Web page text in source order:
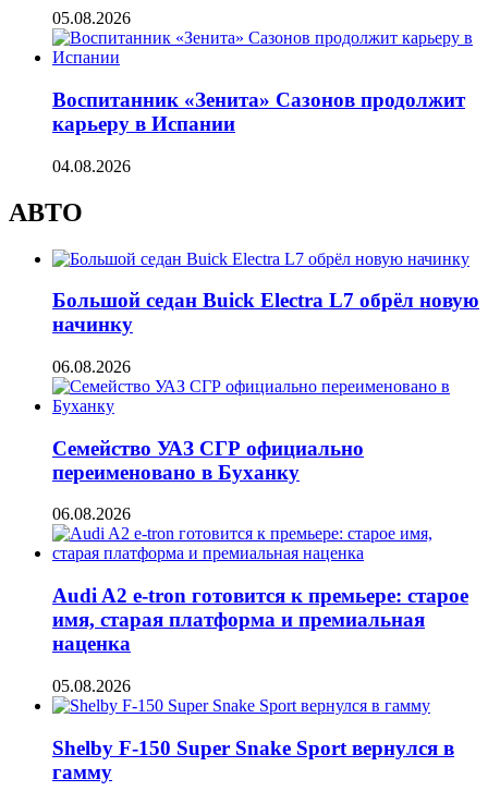
05.08.2026
Воспитанник «Зенита» Сазонов продолжит
карьеру в Испании
04.08.2026
АВТО
Большой седан Buick Electra L7 обрёл новую
начинку
06.08.2026
Семейство УАЗ СГР официально
переименовано в Буханку
06.08.2026
Audi A2 e-tron готовится к премьере: старое
имя, старая платформа и премиальная
наценка
05.08.2026
Shelby F-150 Super Snake Sport вернулся в
гамму